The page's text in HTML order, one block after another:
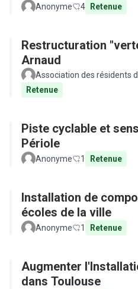
Anonyme 4 Retenue
Restructuration
Arnaud
Association des résidents
Retenue
Piste cyclable et
Périole
Anonyme 1 Retenue
Installation de
écoles de la ville
Anonyme 1 Retenue
Augmenter
dans Toulouse